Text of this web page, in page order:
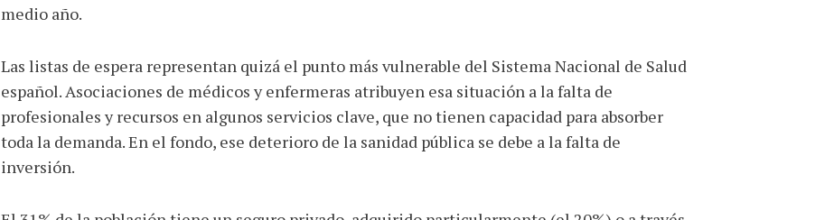
medio año.
Las listas de espera representan quizá el punto más vulnerable del Sistema Nacional de Salud
español. Asociaciones de médicos y enfermeras atribuyen esa situación a la falta de
profesionales y recursos en algunos servicios clave, que no tienen capacidad para absorber
toda la demanda. En el fondo, ese deterioro de la sanidad pública se debe a la falta de
inversión.